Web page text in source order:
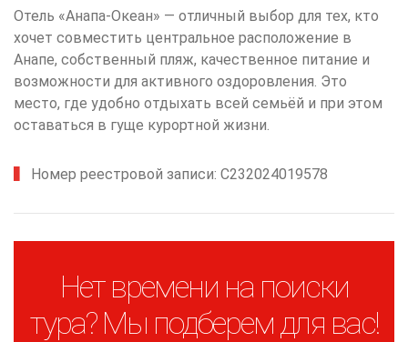
Отель «Анапа-Океан» — отличный выбор для тех, кто
хочет совместить центральное расположение в
Анапе, собственный пляж, качественное питание и
возможности для активного оздоровления. Это
место, где удобно отдыхать всей семьёй и при этом
оставаться в гуще курортной жизни.
Номер реестровой записи: С232024019578
Нет времени на поиски
тура? Мы подберем для вас!